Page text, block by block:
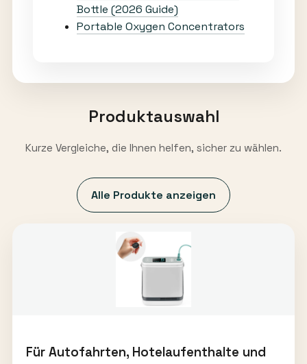
Bottle (2026 Guide)
Portable Oxygen Concentrators
Produktauswahl
Kurze Vergleiche, die Ihnen helfen, sicher zu wählen.
Alle Produkte anzeigen
Für Autofahrten, Hotelaufenthalte und